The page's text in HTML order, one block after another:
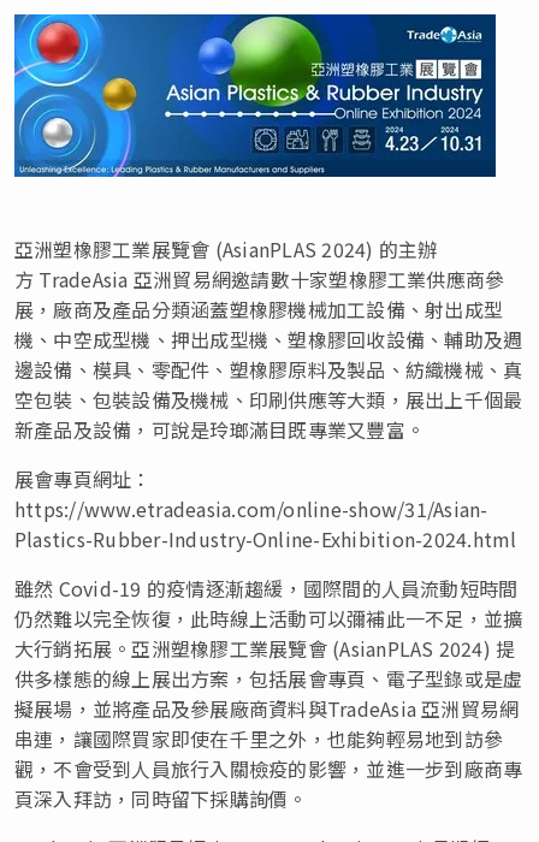
亞洲塑橡膠工業展覽會 (AsianPLAS 2024) 的主辦
方 TradeAsia 亞洲貿易網邀請數十家塑橡膠工業供應商參
展，廠商及產品分類涵蓋塑橡膠機械加工設備、射出成型
機、中空成型機、押出成型機、塑橡膠回收設備、輔助及週
邊設備、模具、零配件、塑橡膠原料及製品、紡織機械、真
空包裝、包裝設備及機械、印刷供應等大類，展出上千個最
新產品及設備，可說是玲瑯滿目既專業又豐富。
展會專頁網址：
https://www.etradeasia.com/online-show/31/Asian-
Plastics-Rubber-Industry-Online-Exhibition-2024.html
雖然 Covid-19 的疫情逐漸趨緩，國際間的人員流動短時間
仍然難以完全恢復，此時線上活動可以彌補此一不足，並擴
大行銷拓展。亞洲塑橡膠工業展覽會 (AsianPLAS 2024) 提
供多樣態的線上展出方案，包括展會專頁、電子型錄或是虛
擬展場，並將產品及參展廠商資料與TradeAsia 亞洲貿易網
串連，讓國際買家即使在千里之外，也能夠輕易地到訪參
觀，不會受到人員旅行入關檢疫的影響，並進一步到廠商專
頁深入拜訪，同時留下採購詢價。